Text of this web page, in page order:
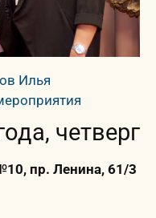
Илья
четверг
пр. Ленина, 61/3